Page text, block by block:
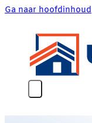
Ga naar hoofdinhoud